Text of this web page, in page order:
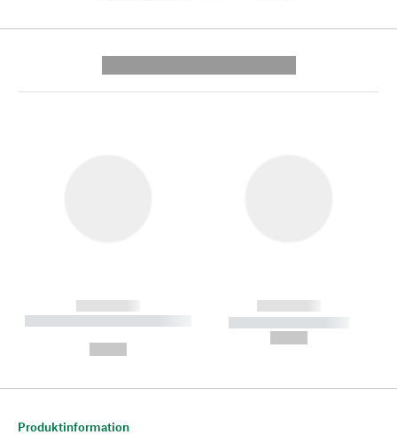
------------
----------- ----------- --------
------------
----------- -----------
Produktinformation